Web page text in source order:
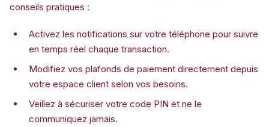
conseils pratiques :
Activez les notifications sur votre téléphone pour suivre
en temps réel chaque transaction.
Modifiez vos plafonds de paiement directement depuis
votre espace client selon vos besoins.
Veillez à sécuriser votre code PIN et ne le
communiquez jamais.